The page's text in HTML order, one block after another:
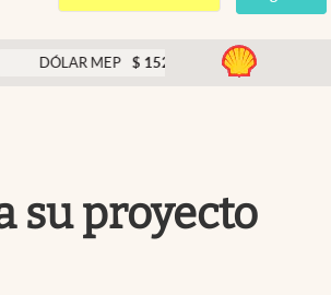
España
USA
MEP $ 1526,03 0.43
su proyecto